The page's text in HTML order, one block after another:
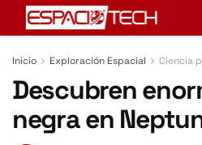
Inicio Exploración Espacial Ciencia
Descubren
negra en